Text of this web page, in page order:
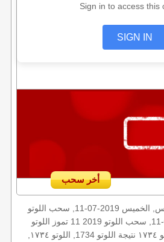
Sign in to access this
SIGN IN
أخر سحب
اليكم نتائج اللوتو الخميس, الخميس 2019-07-11, سحب اللوتو
2019-07-11, سحب اللوتو 2019 11 تموز اللوتو, loto, lotto,